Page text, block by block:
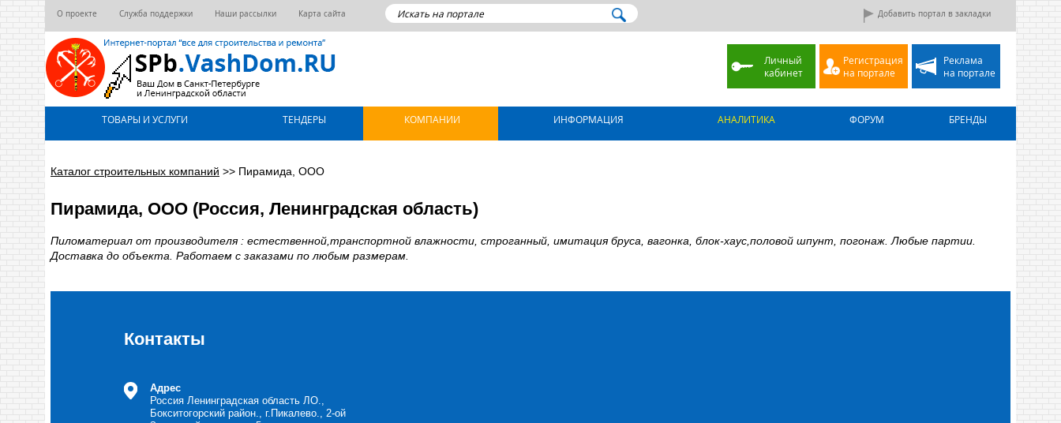
Добавить портал в закладки
О проекте Служба поддержки Наши рассылки Карта сайта
Личный
кабинет
Регистрация
на портале
Реклама
на портале
ТОВАРЫ И УСЛУГИ ТЕНДЕРЫ КОМПАНИИ ИНФОРМАЦИЯ АНАЛИТИКА ФОРУМ БРЕНДЫ
Каталог строительных компаний >> Пирамида, ООО
Пирамида, ООО (Россия, Ленинградская область)
Пиломатериал от производителя : естественной,транспортной влажности, строганный, имитация бруса, вагонка, блок-хаус,половой шпунт, погонаж. Любые партии.
Доставка до объекта. Работаем с заказами по любым размерам.
Контакты
Адрес
Россия Ленинградская область ЛО.,
Бокситогорский район., г.Пикалево., 2-ой